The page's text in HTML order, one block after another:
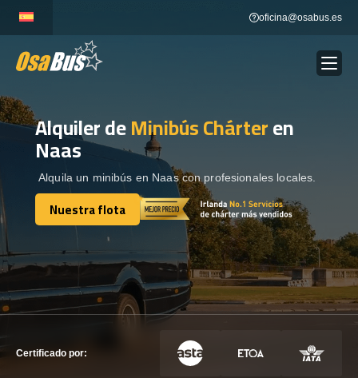
content
oficina@osabus.es
ALQUILER DE AUTOCARES Show dropdown
DESTINOS
RECORRIDAS Show dropdown
Alquiler deMinibús Chárteren
Naas
Alquila un minibús en Naas con profesionales locales.
Nuestra flota
Nuestra flota
Certificado por: